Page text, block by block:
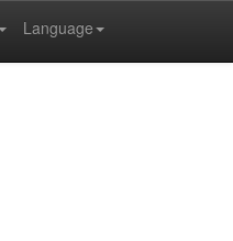
Language